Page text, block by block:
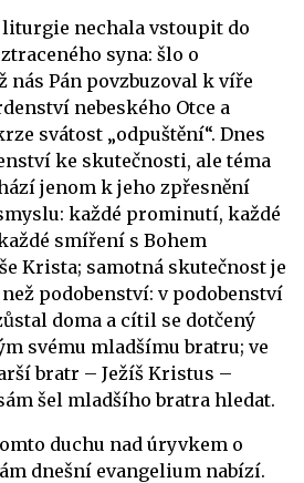
nechala vstoupit do
syna: šlo o
nás Pán povzbuzoval k víře
nebeského Otce a
svátost „odpuštění“. Dnes
ke skutečnosti, ale téma
jenom k jeho zpřesnění
každé prominutí, každé
smíření s Bohem
Krista; samotná skutečnost je
podobenství: v podobenství
doma a cítil se dotčený
svému mladšímu bratru; ve
bratr – Ježíš Kristus –
šel mladšího bratra hledat.
duchu nad úryvkem o
dnešní evangelium nabízí.